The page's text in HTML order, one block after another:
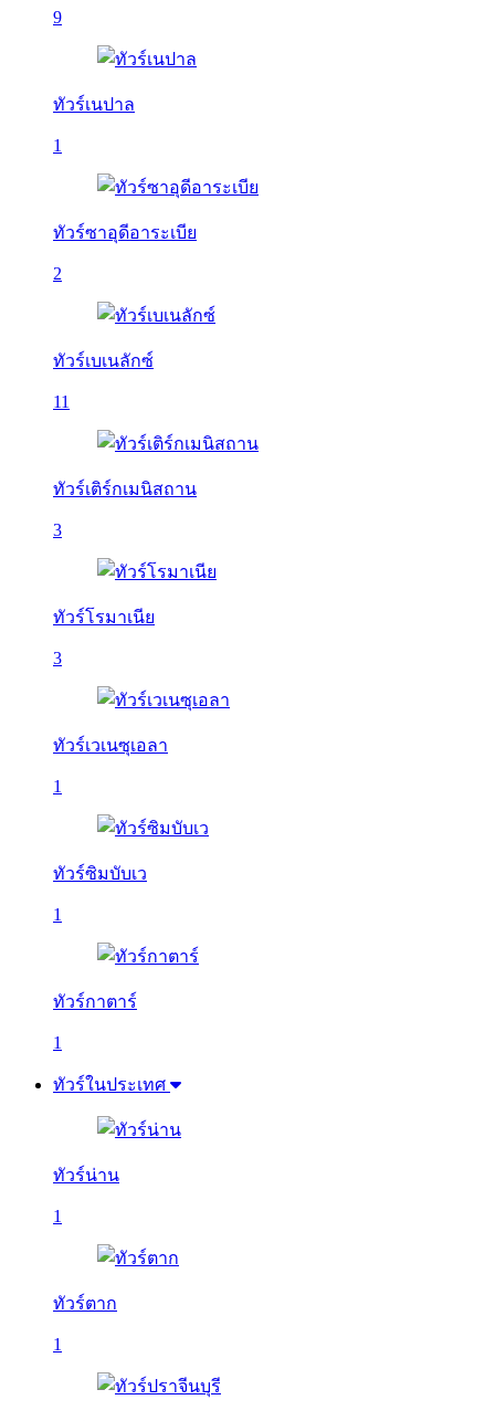
9
ทัวร์เนปาล
1
ทัวร์ซาอุดีอาระเบีย
2
ทัวร์เบเนลักซ์
11
ทัวร์เติร์กเมนิสถาน
3
ทัวร์โรมาเนีย
3
ทัวร์เวเนซุเอลา
1
ทัวร์ซิมบับเว
1
ทัวร์กาตาร์
1
ทัวร์ในประเทศ
ทัวร์น่าน
1
ทัวร์ตาก
1